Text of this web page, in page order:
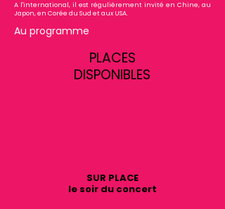
A l'international, il est régulièrement invité en Chine, au
Japon, en Corée du Sud et aux USA.
Au programme
PLACES
DISPONIBLES
SUR PLACE
le soir du concert